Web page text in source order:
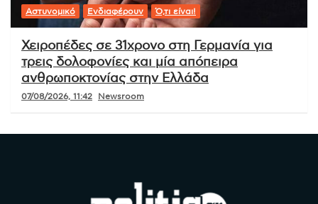
Αστυνομικό Ενδιαφέρουν Ό,τι είναι!
Χειροπέδες σε 31χρονο στη Γερμανία για
τρεις δολοφονίες και μία απόπειρα
ανθρωποκτονίας στην Ελλάδα
07/08/2026, 11:42 Newsroom